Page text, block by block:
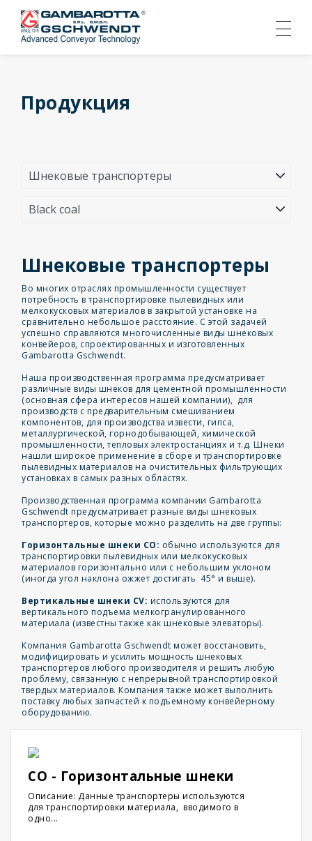
Продукция
Шнековые транспортеры
Во многих отраслях промышленности существует
потребность в транспортировке пылевидных или
мелкокусковых материалов в закрытой установке на
сравнительно небольшое расстояние. С этой задачей
успешно справляются многочисленные виды шнековых
конвейеров, спроектированных и изготовленных
Gambarotta Gschwendt.
Наша производственная программа предусматривает
различные виды шнеков для цементной промышленности
(основная сфера интересов нашей компании), для
производств с предварительным смешиванием
компонентов, для производства извести, гипса,
металлургической, горнодобывающей, химической
промышленности, тепловых электростанциях и т.д. Шнеки
нашли широкое применение в сборе и транспортировке
пылевидных материалов на очистительных фильтрующих
установках в самых разных областях.
Производственная программа компании Gambarotta
Gschwendt предусматривает разные виды шнековых
транспортеров, которые можно разделить на две группы:
Горизонтальные шнеки CO: обычно используются для
транспортировки пылевидных или мелкокусковых
материалов горизонтально или с небольшим уклоном
(иногда угол наклона ожжет достигать 45° и выше).
Вертикальные шнеки CV: используются для
вертикального подъема мелкогранулированного
материала (известны также как шнековые элеваторы).
Компания Gambarotta Gschwendt может восстановить,
модифицировать и усилить мощность шнековых
транспортеров любого производителя и решить любую
проблему, связанную с непрерывной транспортировкой
твердых материалов. Компания также может выполнить
поставку любых запчастей к подъемному конвейерному
оборудованию.
CO - Горизонтальные шнеки
Описание: Данные транспортеры используются
для транспортировки материала, вводимого в
одно...